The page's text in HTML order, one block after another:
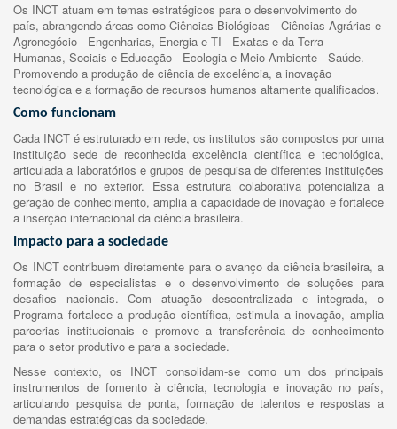
Os INCT atuam em temas estratégicos para o desenvolvimento do
país, abrangendo áreas como Ciências Biológicas - Ciências Agrárias e
Agronegócio - Engenharias, Energia e TI - Exatas e da Terra -
Humanas, Sociais e Educação - Ecologia e Meio Ambiente - Saúde.
Promovendo a produção de ciência de excelência, a inovação
tecnológica e a formação de recursos humanos altamente qualificados.
Como funcionam
Cada INCT é estruturado em rede, os institutos são compostos por uma
instituição sede de reconhecida excelência científica e tecnológica,
articulada a laboratórios e grupos de pesquisa de diferentes instituições
no Brasil e no exterior. Essa estrutura colaborativa potencializa a
geração de conhecimento, amplia a capacidade de inovação e fortalece
a inserção internacional da ciência brasileira.
Impacto para a sociedade
Os INCT contribuem diretamente para o avanço da ciência brasileira, a
formação de especialistas e o desenvolvimento de soluções para
desafios nacionais. Com atuação descentralizada e integrada, o
Programa fortalece a produção científica, estimula a inovação, amplia
parcerias institucionais e promove a transferência de conhecimento
para o setor produtivo e para a sociedade.
Nesse contexto, os INCT consolidam-se como um dos principais
instrumentos de fomento à ciência, tecnologia e inovação no país,
articulando pesquisa de ponta, formação de talentos e respostas a
demandas estratégicas da sociedade.